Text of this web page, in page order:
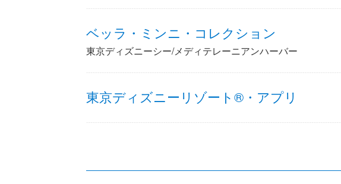
ベッラ・ミンニ・コレクション
東京ディズニーシー/メディテレーニアンハーバー
東京ディズニーリゾート®・アプリ